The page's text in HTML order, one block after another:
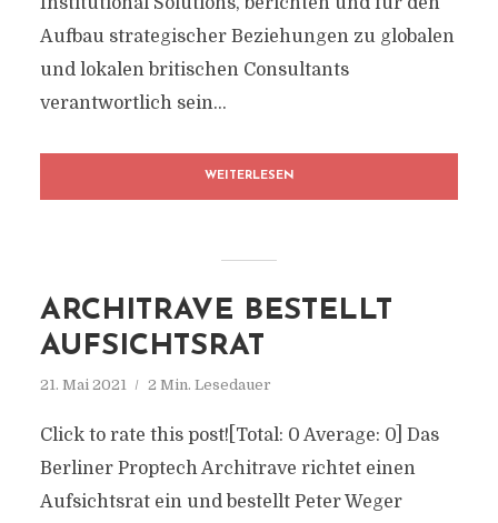
Aufbau strategischer Beziehungen zu globalen
und lokalen britischen Consultants
verantwortlich sein...
WEITERLESEN
ARCHITRAVE BESTELLT
AUFSICHTSRAT
21. Mai 2021 2 Min. Lesedauer
Click to rate this post![Total: 0 Average: 0] Das
Berliner Proptech Architrave richtet einen
Aufsichtsrat ein und bestellt Peter Weger